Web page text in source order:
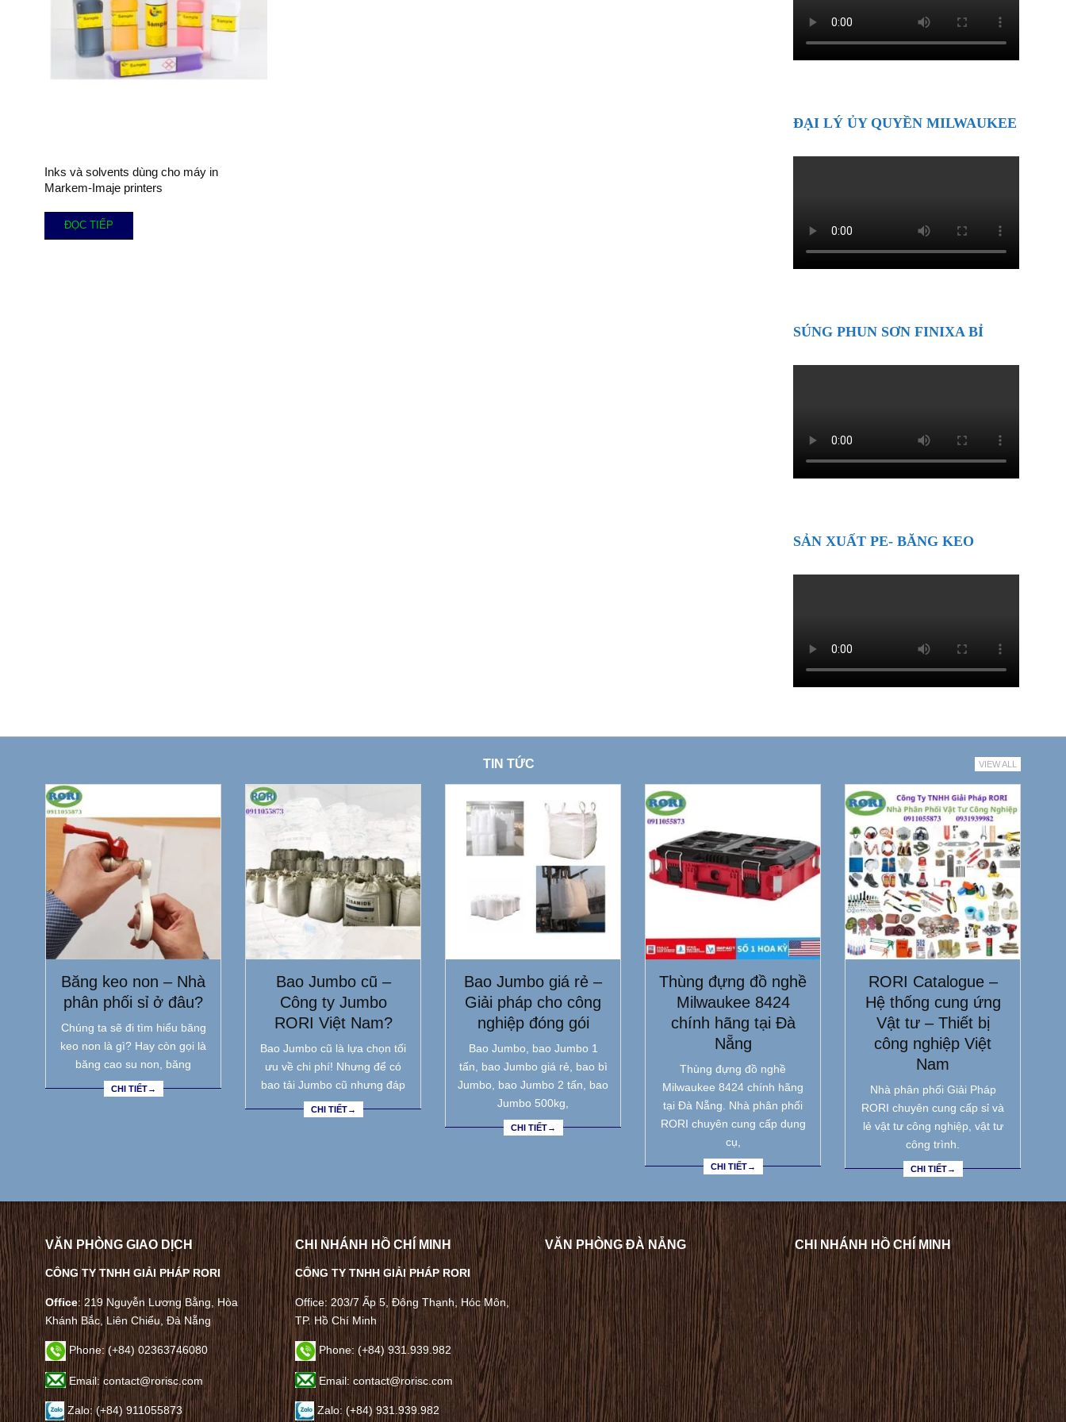
Inks và solvents dùng cho máy in
Markem-Imaje printers
ĐỌC TIẾP
ĐẠI LÝ ỦY QUYỀN MILWAUKEE
SÚNG PHUN SƠN FINIXA BỈ
SẢN XUẤT PE- BĂNG KEO
TIN TỨC VIEW ALL
Băng keo non – Nhà
phân phối sỉ ở đâu?
Chúng ta sẽ đi tìm hiểu băng
keo non là gì? Hay còn gọi là
băng cao su non, băng
CHI TIẾT→
Bao Jumbo cũ –
Công ty Jumbo
RORI Việt Nam?
Bao Jumbo cũ là lựa chọn tối
ưu về chi phí! Nhưng để có
bao tải Jumbo cũ nhưng đáp
CHI TIẾT→
Bao Jumbo giá rẻ –
Giải pháp cho công
nghiệp đóng gói
Bao Jumbo, bao Jumbo 1
tấn, bao Jumbo giá rẻ, bao bì
Jumbo, bao Jumbo 2 tấn, bao
Jumbo 500kg,
CHI TIẾT→
Thùng đựng đồ nghề
Milwaukee 8424
chính hãng tại Đà
Nẵng
Thùng đựng đồ nghề
Milwaukee 8424 chính hãng
tại Đà Nẵng. Nhà phân phối
RORI chuyên cung cấp dụng
cụ,
CHI TIẾT→
RORI Catalogue –
Hệ thống cung ứng
Vật tư – Thiết bị
công nghiệp Việt
Nam
Nhà phân phối Giải Pháp
RORI chuyên cung cấp sỉ và
lẻ vật tư công nghiệp, vật tư
công trình.
CHI TIẾT→
VĂN PHÒNG GIAO DỊCH
CÔNG TY TNHH GIẢI PHÁP RORI
Office: 219 Nguyễn Lương Bằng, Hòa
Khánh Bắc, Liên Chiểu, Đà Nẵng
Phone: (+84) 02363746080
Email: contact@rorisc.com
Zalo: (+84) 911055873
CHI NHÁNH HỒ CHÍ MINH
CÔNG TY TNHH GIẢI PHÁP RORI
Office: 203/7 Ấp 5, Đông Thạnh, Hóc Môn,
TP. Hồ Chí Minh
Phone: (+84) 931.939.982
Email: contact@rorisc.com
Zalo: (+84) 931.939.982
VĂN PHÒNG ĐÀ NẴNG CHI NHÁNH HỒ CHÍ MINH